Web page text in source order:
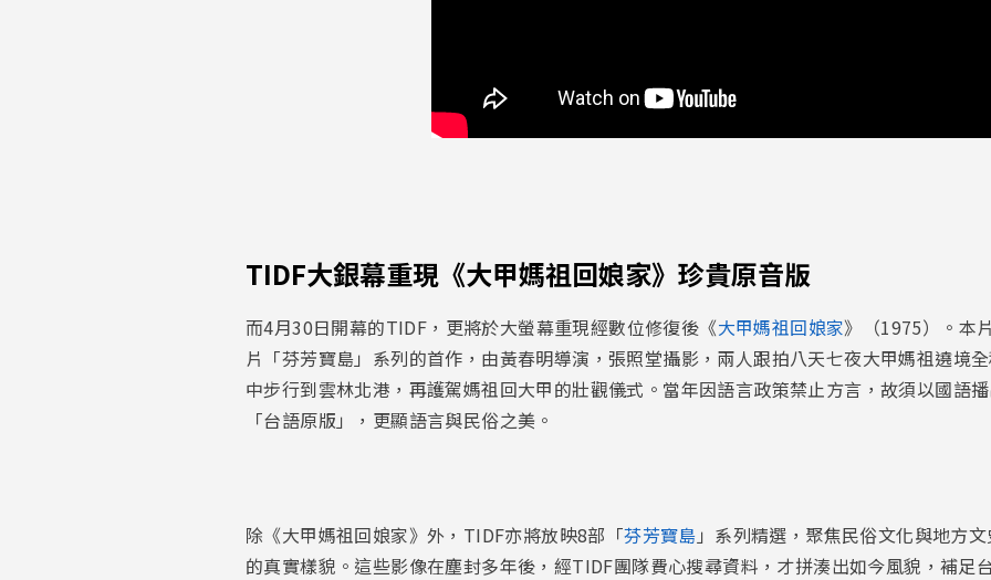
TIDF大銀幕重現《大甲媽祖回娘家》珍貴原音版
而4月30日開幕的TIDF，更將於大螢幕重現經數位修復後《大甲媽祖回娘家》（1975）。本
片「芬芳寶島」系列的首作，由黃春明導演，張照堂攝影，兩人跟拍八天七夜大甲媽祖遶境
中步行到雲林北港，再護駕媽祖回大甲的壯觀儀式。當年因語言政策禁止方言，故須以國語
「台語原版」，更顯語言與民俗之美。
除《大甲媽祖回娘家》外，TIDF亦將放映8部「芬芳寶島 」系列精選，聚焦民俗文化與地方
的真實樣貌。這些影像在塵封多年後，經TIDF團隊費心搜尋資料，才拼湊出如今風貌，補足